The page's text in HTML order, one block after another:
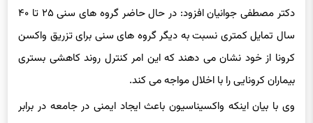
سال تمایل کمتری نسبت به دیگر گروه های سنی برای تزریق واکسن
کرونا از خود نشان می دهند که این امر کنترل روند کاهشی بستری
بیماران کرونایی را با اخلال مواجه می کند.
وی با بیان اینکه واکسیناسیون باعث ایجاد ایمنی در جامعه در برابر
ویروس کرونا می شود و در نهایت به کنترل و ریشه کنی بیماری